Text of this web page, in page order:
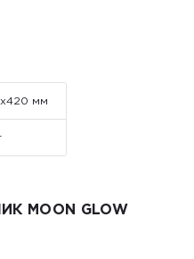
мм
MOON GLOW